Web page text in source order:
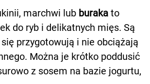
marchwi lub buraka to
do ryb i delikatnych mięs. Są
przygotowują i nie obciążają
Można je krótko poddusić
z sosem na bazie jogurtu,